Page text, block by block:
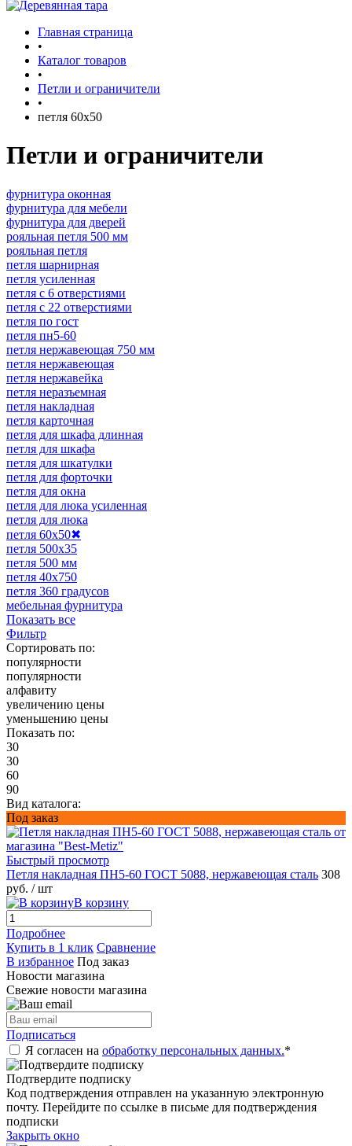
Главная страница
•
Каталог товаров
•
Петли и ограничители
•
петля 60х50
Петли и ограничители
фурнитура оконная
фурнитура для мебели
фурнитура для дверей
рояльная петля 500 мм
рояльная петля
петля шарнирная
петля усиленная
петля с 6 отверстиями
петля с 22 отверстиями
петля по гост
петля пн5-60
петля нержавеющая 750 мм
петля нержавеющая
петля нержавейка
петля неразъемная
петля накладная
петля карточная
петля для шкафа длинная
петля для шкафа
петля для шкатулки
петля для форточки
петля для окна
петля для люка усиленная
петля для люка
петля 60х50✖
петля 500х35
петля 500 мм
петля 40х750
петля 360 градусов
мебельная фурнитура
Показать все
Фильтр
Сортировать по:
популярности
популярности
алфавиту
увеличению цены
уменьшению цены
Показать по:
30
30
60
90
Вид каталога:
Под заказ
Быстрый просмотр
Петля накладная ПН5-60 ГОСТ 5088, нержавеющая сталь 308
руб. / шт
В корзину
Подробнее
Купить в 1 клик Сравнение
В избранное Под заказ
Новости магазина
Свежие новости магазина
Подписаться
Я согласен на обработку персональных данных.*
Подтвердите подписку
Код подтверждения отправлен на указанную электронную
почту. Перейдите по ссылке в письме для подтверждения
подписки
Закрыть окно